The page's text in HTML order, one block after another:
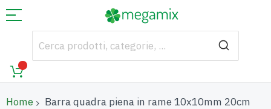
Home Barra quadra piena in rame 10x10mm 20cm